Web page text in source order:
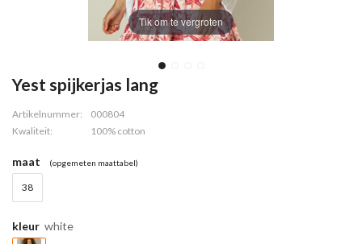
Tik om te vergroten
Yest spijkerjas lang
Artikelnummer:
000804
Kwaliteit:
100% cotton
maat (opgemeten maattabel)
38
kleur white